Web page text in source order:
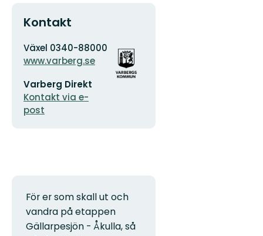
Kontakt
Adress
Växel 0340-88000
www.varberg.se
postadress
Varberg Direkt
Kontakt via e-
post
Organisationens
logotyp
För er som skall ut och
vandra på etappen
Gällarpesjön - Åkulla, så